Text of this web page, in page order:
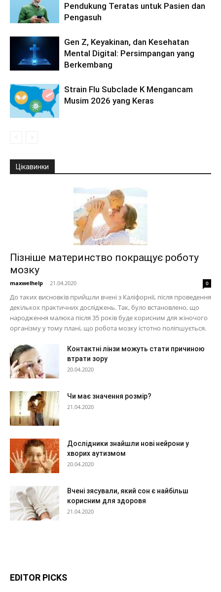
Pendukung Teratas untuk Pasien dan
Pengasuh
Gen Z, Keyakinan, dan Kesehatan
Mental Digital: Persimpangan yang
Berkembang
Strain Flu Subclade K Mengancam
Musim 2026 yang Keras
Цікавинки
Пізніше материнство покращує роботу
мозку
maxwelhelp - 21.04.2020 0
До таких висновків прийшли вчені з Каліфорнії, після проведення
декількох практичних досліджень. Так, було встановлено, що
народження малюка після 35 років буде корисним для жіночого
організму у тому плані, що робота мозку істотно поліпшується.
Контактні лінзи можуть стати причиною
втрати зору
20.04.2020
Чи має значення розмір?
21.04.2020
Дослідники знайшли нові нейрони у
хворих аутизмом
20.04.2020
Вчені зясували, який сон є найбільш
корисним для здоровя
21.04.2020
EDITOR PICKS